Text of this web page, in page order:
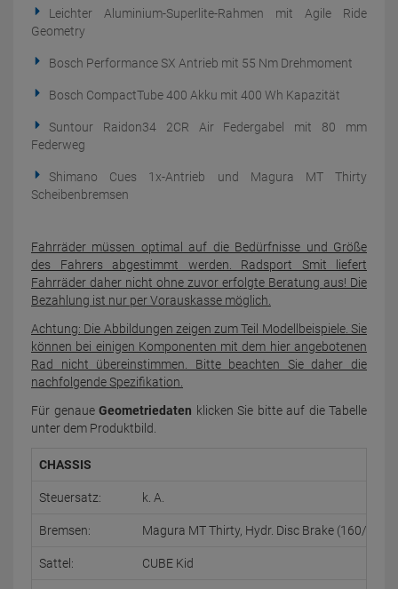
Leichter Aluminium-Superlite-Rahmen mit Agile Ride
Geometry
Bosch Performance SX Antrieb mit 55 Nm Drehmoment
Bosch CompactTube 400 Akku mit 400 Wh Kapazität
Suntour Raidon34 2CR Air Federgabel mit 80 mm
Federweg
Shimano Cues 1x-Antrieb und Magura MT Thirty
Scheibenbremsen
Fahrräder müssen optimal auf die Bedürfnisse und Größe
des Fahrers abgestimmt werden. Radsport Smit liefert
Fahrräder daher nicht ohne zuvor erfolgte Beratung aus! Die
Bezahlung ist nur per Vorauskasse möglich.
Achtung: Die Abbildungen zeigen zum Teil Modellbeispiele. Sie
können bei einigen Komponenten mit dem hier angebotenen
Rad nicht übereinstimmen. Bitte beachten Sie daher die
nachfolgende Spezifikation.
Für genaue Geometriedaten klicken Sie bitte auf die Tabelle
unter dem Produktbild.
CHASSIS
Steuersatz: k. A.
Bremsen: Magura MT Thirty, Hydr. Disc Brake (160/180)
Sattel: CUBE Kid